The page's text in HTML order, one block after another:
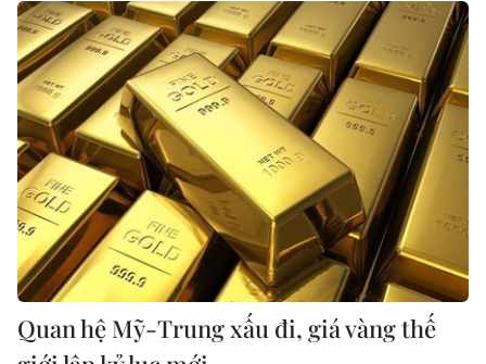
Quan hệ Mỹ-Trung xấu đi, giá vàng thế